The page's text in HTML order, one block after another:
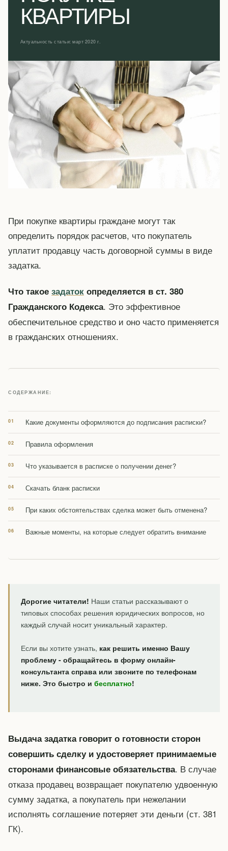
КВАРТИРЫ
Актуальность статьи: март 2020 г.
При покупке квартиры граждане могут так
определить порядок расчетов, что покупатель
уплатит продавцу часть договорной суммы в виде
задатка.
Что такое задаток определяется в ст. 380
Гражданского Кодекса. Это эффективное
обеспечительное средство и оно часто применяется
в гражданских отношениях.
СОДЕРЖАНИЕ:
Какие документы оформляются до подписания расписки?
Правила оформления
Что указывается в расписке о получении денег?
Скачать бланк расписки
При каких обстоятельствах сделка может быть отменена?
Важные моменты, на которые следует обратить внимание
Дорогие читатели! Наши статьи рассказывают о
типовых способах решения юридических вопросов, но
каждый случай носит уникальный характер.
Если вы хотите узнать, как решить именно Вашу
проблему - обращайтесь в форму онлайн-
консультанта справа или звоните по телефонам
ниже. Это быстро и бесплатно!
Выдача задатка говорит о готовности сторон
совершить сделку и удостоверяет принимаемые
сторонами финансовые обязательства. В случае
отказа продавец возвращает покупателю удвоенную
сумму задатка, а покупатель при нежелании
исполнять соглашение потеряет эти деньги (ст. 381
ГК).